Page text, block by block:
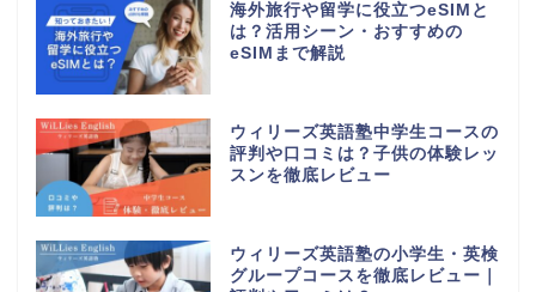
海外旅行や留学に役立つeSIMと
は？活用シーン・おすすめの
eSIMまで解説
ウィリーズ英語塾中学生コースの
評判や口コミは？子供の体験レッ
スンを徹底レビュー
ウィリーズ英語塾の小学生・英検
グループコースを徹底レビュー｜